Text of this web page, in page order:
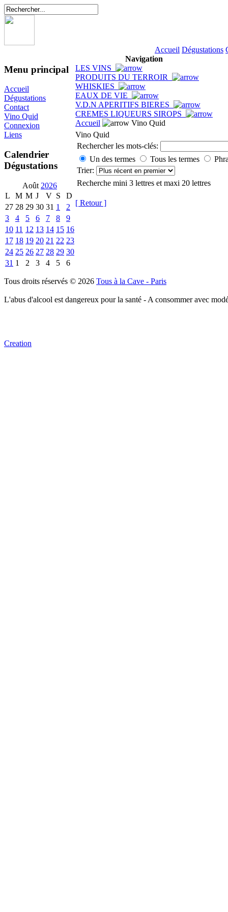
Accueil Dégustations
Menu principal
Accueil
Dégustations
Contact
Vino Quid
Connexion
Liens
Calendrier
Dégustations
Août 2026
L
M M J V S
D
27 28 29 30 31 1
2
3
4 5 6 7 8
9
10 11 12 13 14 15 16
17 18 19 20 21 22 23
24 25 26 27 28 29 30
31 1 2 3 4 5 6
Navigation
LES VINS
PRODUITS DU TERROIR
WHISKIES
EAUX DE VIE
V.D.N APERITIFS BIERES
CREMES LIQUEURS SIROPS
Accueil
Vino Quid
Vino Quid
Rechercher les mots-clés:
Un des termes
Tous les termes
Trier:
Recherche mini 3 lettres et maxi 20 lettres
[ Retour ]
Tous droits réservés © 2026 Tous à la Cave - Paris
L'abus d'alcool est dangereux pour la santé - A consommer avec
Creation